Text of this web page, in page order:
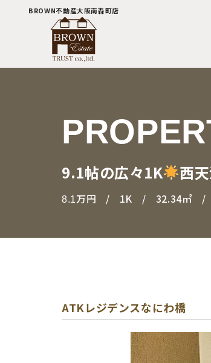
BROWN不動産大阪南森町店
9.1帖の広々1K 西
8.1万円 1K 32.34㎡
ATKレジデンスなにわ橋